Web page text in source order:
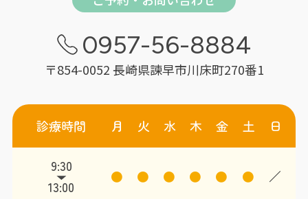
0957-56-8884
〒854-0052 長崎県諫早市川床町270番1
診療時間 月 火 水 木 金 土 日
9:30
13:00
● ● ● ● ● ● ／